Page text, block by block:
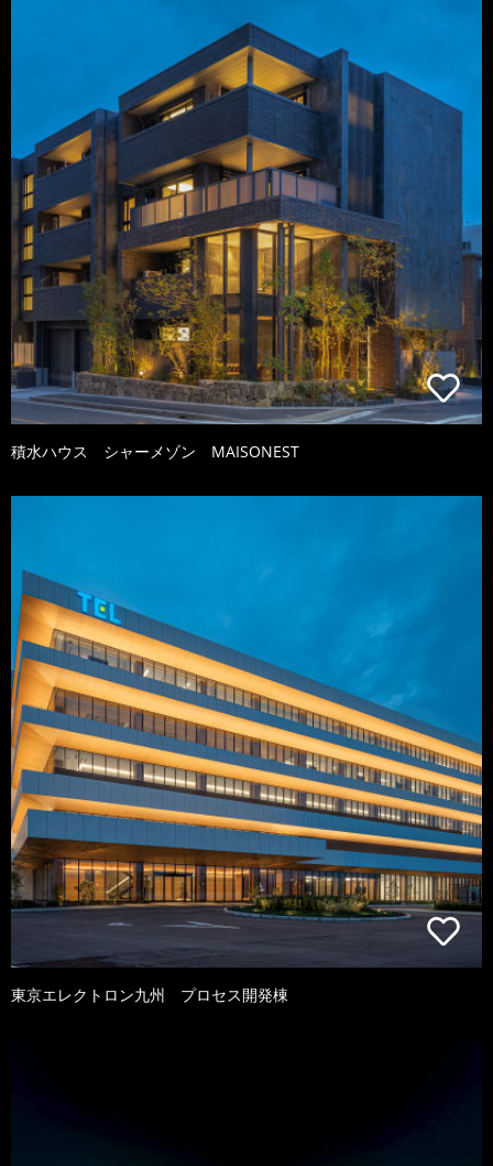
積水ハウス シャーメゾン MAISONEST
東京エレクトロン九州 プロセス開発棟